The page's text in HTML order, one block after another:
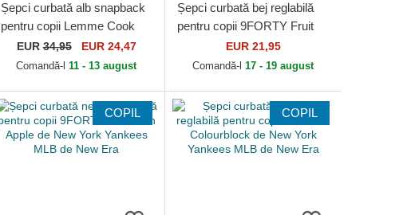
Șepci curbată alb snapback
pentru copii Lemme Cook
Mini The Farm Goorin Bros.
EUR34,95 EUR 24,47
Comandă-l11 - 13 august
Șepci curbată bej reglabilă
pentru copii 9FORTY Fruit
Icon de New York Yankees
MLB de New Era
EUR 21,95
Comandă-l17 - 19 august
COPIL COPIL